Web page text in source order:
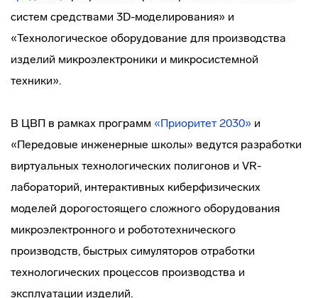
систем средствами 3D-моделирования» и
«Технологическое оборудование для производства
изделий микроэлектроники и микросистемной
техники».
В ЦВП в рамках программ «Приоритет 2030» и
«Передовые инженерные школы» ведутся разработки
виртуальных технологических полигонов и VR-
лабораторий, интерактивных киберфизических
моделей дорогостоящего сложного оборудования
микроэлектронного и робототехнического
производств, быстрых симуляторов отработки
технологических процессов производства и
эксплуатации изделий.